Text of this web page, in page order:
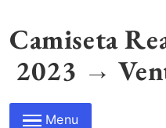
content
Camiseta
2023 →
Menu